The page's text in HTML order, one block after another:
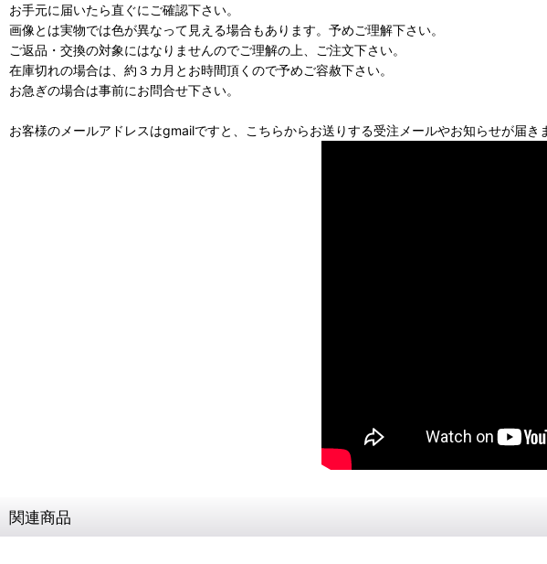
お手元に届いたら直ぐにご確認下さい。
画像とは実物では色が異なって見える場合もあります。予めご理解下さい。
ご返品・交換の対象にはなりませんのでご理解の上、ご注文下さい。
在庫切れの場合は、約３カ月とお時間頂くので予めご容赦下さい。
お急ぎの場合は事前にお問合せ下さい。
お客様のメールアドレスはgmailですと、こちらからお送りする受注メールやお知らせが届き
関連商品